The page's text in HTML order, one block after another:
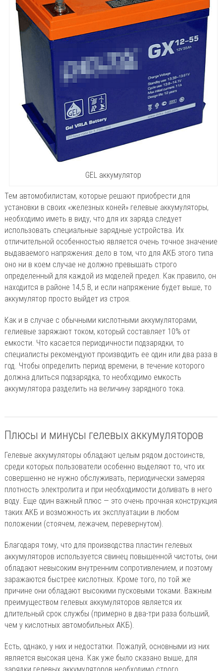
GEL аккумулятор
Тем автомобилистам, которые решают приобрести для
установки в своих «железных коней» гелевые аккумуляторы,
необходимо иметь в виду, что для их заряда следует
использовать специальные зарядные устройства. Их
отличительной особенностью является очень точное значение
выдаваемого напряжения: дело в том, что для АКБ этого типа
оно ни в коем случае не должно превышать строго
определенный для каждой из моделей предел. Как правило, он
находится в районе 14,5 В, и если напряжение будет выше, то
аккумулятор просто выйдет из строя.
Как и в случае с обычными кислотными аккумуляторами,
гелиевые заряжают током, который составляет 10% от
емкости. Что касается периодичности подзарядки, то
специалисты рекомендуют производить ее один или два раза в
год. Чтобы определить период времени, в течение которого
должна длиться подзарядка, то необходимо емкость
аккумулятора разделить на величину зарядного тока.
Плюсы и минусы гелевых аккумуляторов
Гелевые аккумуляторы обладают целым рядом достоинств,
среди которых пользователи особенно выделяют то, что их
совершенно не нужно обслуживать, периодически замеряя
плотность электролита и при необходимости доливать в него
воду. Еще один важный плюс — это очень прочная конструкция
таких АКБ и возможность их эксплуатации в любом
положении (стоячем, лежачем, перевернутом).
Благодаря тому, что для производства пластин гелевых
аккумуляторов используется свинец повышенной чистоты, они
обладают невысоким внутренним сопротивлением, и поэтому
заражаются быстрее кислотных. Кроме того, по той же
причине они обладают высокими пусковыми токами. Важным
преимуществом гелевых аккумуляторов является их
длительный срок службы (примерно в два-три раза больший,
чем у кислотных автомобильных АКБ).
Есть, однако, у них и недостатки. Пожалуй, основными из них
является высокая цена. Как уже было сказано выше, для